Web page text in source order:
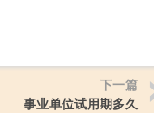
下一篇
事业单位试用期多久